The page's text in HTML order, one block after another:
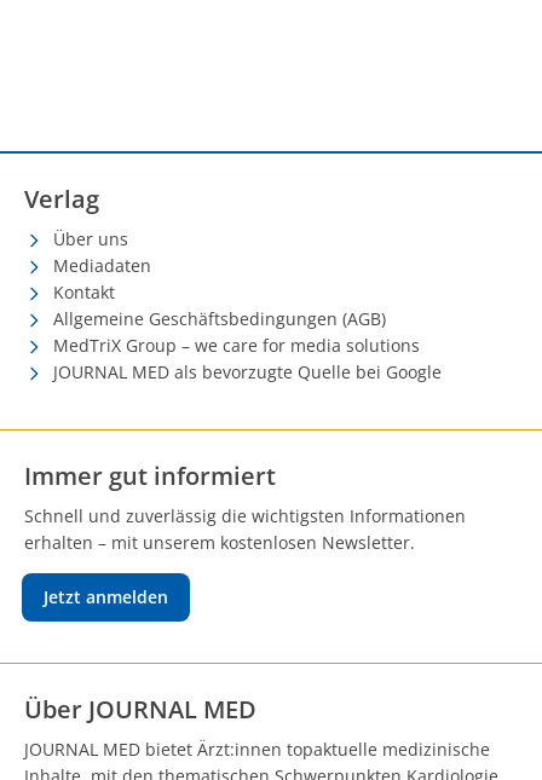
Verlag
Über uns
Mediadaten
Kontakt
Allgemeine Geschäftsbedingungen (AGB)
MedTriX Group – we care for media solutions
JOURNAL MED als bevorzugte Quelle bei Google
Immer gut informiert
Schnell und zuverlässig die wichtigsten Informationen
erhalten – mit unserem kostenlosen Newsletter.
Jetzt anmelden
Über JOURNAL MED
JOURNAL MED bietet Ärzt:innen topaktuelle medizinische
Inhalte, mit den thematischen Schwerpunkten Kardiologie,